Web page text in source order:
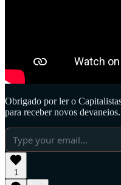
Obrigado por ler o
para receber novos devaneios.
1